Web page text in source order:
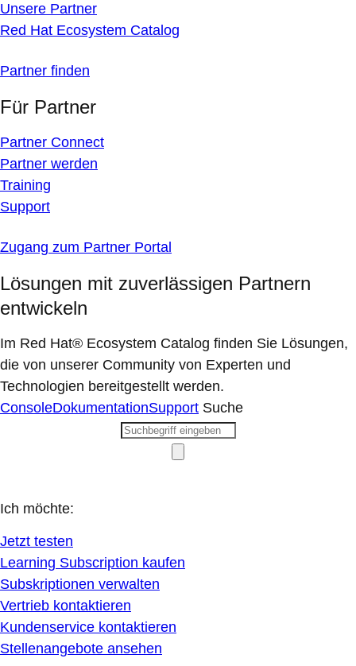
Unsere Partner
Red Hat Ecosystem Catalog
Partner finden
Für Partner
Partner Connect
Partner werden
Training
Support
Zugang zum Partner Portal
Lösungen mit zuverlässigen Partnern
entwickeln
Im Red Hat® Ecosystem Catalog finden Sie Lösungen,
die von unserer Community von Experten und
Technologien bereitgestellt werden.
ConsoleDokumentationSupport Suche
Ich möchte:
Jetzt testen
Learning Subscription kaufen
Subskriptionen verwalten
Vertrieb kontaktieren
Kundenservice kontaktieren
Stellenangebote ansehen